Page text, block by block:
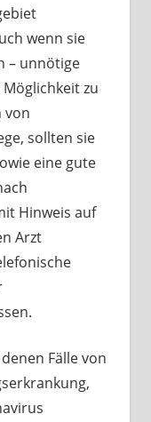
wenn sie
– unnötige
zu
von
sollten sie
eine gute
Hinweis auf
Arzt
Fälle von